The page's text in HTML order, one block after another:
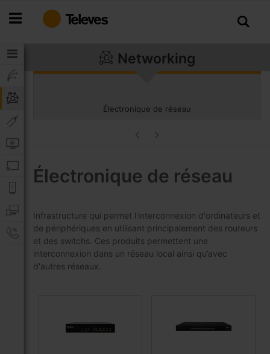
au
Networking
Électronique de réseau
Électronique de réseau
Infrastructure qui permet l'interconnexion d'ordinateurs et
de périphériques en utilisant principalement des routeurs
et des switchs. Ces produits permettent une
interconnexion dans un réseau local ainsi qu’avec
d'autres réseaux.